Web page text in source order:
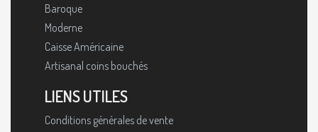
Baroque
Moderne
Caisse Américaine
Artisanal coins bouchés
LIENS UTILES
Conditions générales de vente